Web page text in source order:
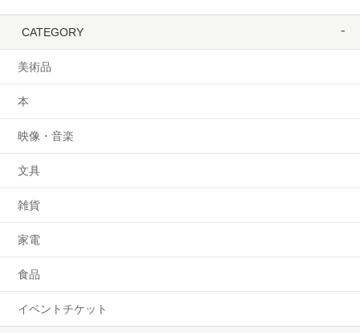
CATEGORY
美術品
本
映像・音楽
文具
雑貨
家電
食品
イベントチケット